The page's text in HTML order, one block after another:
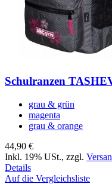
Schulranzen
grau & grün
magenta
grau & orange
44,90 €
Inkl. 19% USt., zzgl.
Details
Auf die Vergleichsliste